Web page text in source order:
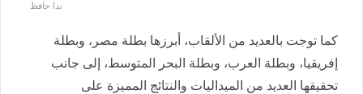
ندا حافظ
كما توجت بالعديد من الألقاب، أبرزها بطلة مصر، وبطلة
إفريقيا، وبطلة العرب، وبطلة البحر المتوسط، إلى جانب
تحقيقها العديد من الميداليات والنتائج المميزة على